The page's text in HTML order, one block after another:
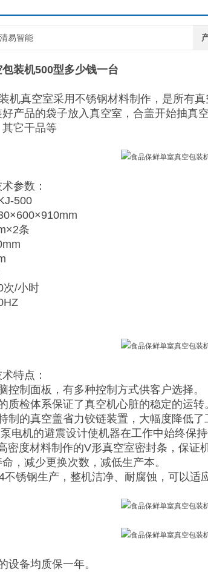
清易智能
装机500型多少钱一台
机真空室采用不锈钢材料制作，是所有
产品的袋子放入真空室，合盖开始抽真
它干品等
参数：
500
条
次/小时
特点：
控制面板，有多种控制方式供客户选择。
质检体系保证了真空机心脏的稳定的运转
制的真空盖省力铰链装置，大幅度降低
电机的避震设计使机器在工作中始终保
密度材料制作的V形真空室密封条，保
，减少更换次数，减低生产本。
锈钢生产，整机洁净、耐腐蚀，可以适
设备均质保一年。